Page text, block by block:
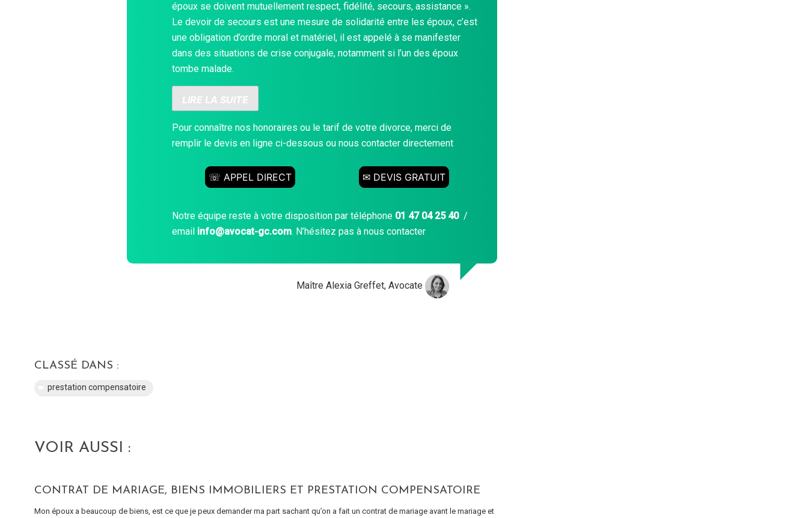
époux se doivent mutuellement respect, fidélité, secours, assistance ».
Le devoir de secours est une mesure de solidarité entre les époux, c’est
une obligation d’ordre moral et matériel, il est appelé à se manifester
dans des situations de crise conjugale, notamment si l’un des époux
tombe malade.
LIRE LA SUITE
Pour connaître nos honoraires ou le tarif de votre divorce, merci de
remplir le devis en ligne ci-dessous ou nous contacter directement
☏ APPEL DIRECT ✉ DEVIS GRATUIT
Notre équipe reste à votre disposition par téléphone 01 47 04 25 40 /
email info@avocat-gc.com. N’hésitez pas à nous contacter
Maître Alexia Greffet, Avocate
CLASSÉ DANS :
prestation compensatoire
VOIR AUSSI :
CONTRAT DE MARIAGE, BIENS IMMOBILIERS ET PRESTATION COMPENSATOIRE
Mon époux a beaucoup de biens, est ce que je peux demander ma part sachant qu’on a fait un contrat de mariage avant le mariage et